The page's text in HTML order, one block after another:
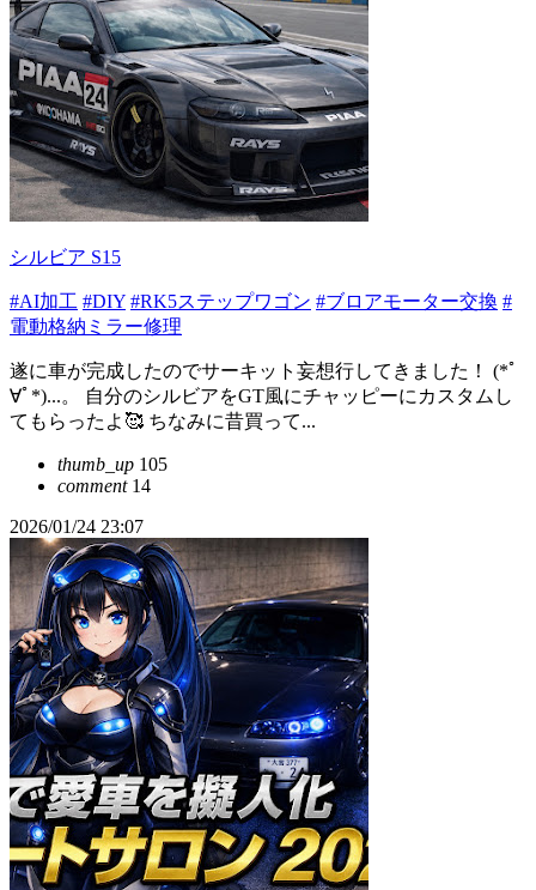
シルビア S15
#AI加工 #DIY #RK5ステップワゴン #ブロアモーター交換 #
電動格納ミラー修理
遂に車が完成したのでサーキット妄想行してきました！ (*ﾟ
∀ﾟ*)...。 自分のシルビアをGT風にチャッピーにカスタムし
てもらったよ🥰 ちなみに昔買って...
thumb_up 105
comment14
2026/01/24 23:07